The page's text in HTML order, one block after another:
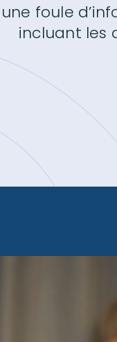
foule
incluant les